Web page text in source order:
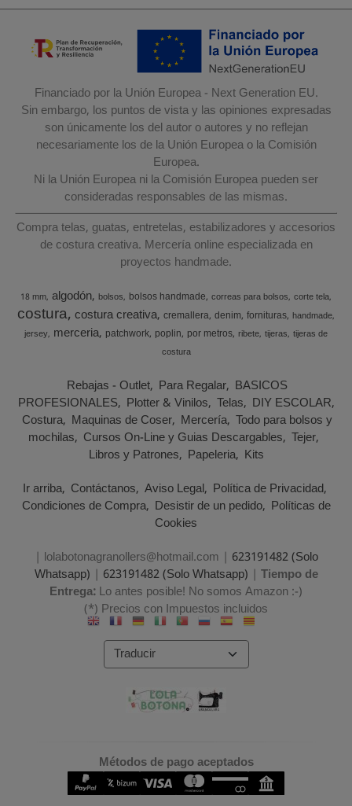
Financiado por la Unión Europea - Next Generation EU.
Sin embargo, los puntos de vista y las opiniones expresadas
son únicamente los del autor o autores y no reflejan
necesariamente los de la Unión Europea o la Comisión
Europea.
Ni la Unión Europea ni la Comisión Europea pueden ser
consideradas responsables de las mismas.
Compra telas, guatas, entretelas, estabilizadores y accesorios
de costura creativa. Mercería online especializada en
proyectos handmade.
18 mm algodón bolsos bolsos handmade correas para bolsos corte tela
costura costura creativa cremallera denim fornituras handmade
jersey merceria patchwork poplin por metros ribete tijeras tijeras de
costura
Rebajas - Outlet Para Regalar BASICOS
PROFESIONALES Plotter & Vinilos Telas DIY ESCOLAR
Costura Maquinas de Coser Mercería Todo para bolsos y
mochilas Cursos On-Line y Guias Descargables Tejer
Libros y Patrones Papeleria Kits
Ir arriba Contáctanos Aviso Legal Política de Privacidad
Condiciones de Compra Desistir de un pedido Políticas de
Cookies
| lolabotonagranollers@hotmail.com | 623191482 (Solo
Whatsapp) | 623191482 (Solo Whatsapp) | Tiempo de
Entrega:Lo antes posible! No somos Amazon :-)
(*) Precios con Impuestos incluidos
Métodos de pago aceptados